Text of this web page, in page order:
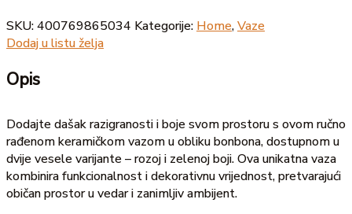
SKU:400769865034 Kategorije:Home,Vaze
Dodaj u listu želja
Opis
Dodajte dašak razigranosti i boje svom prostoru s ovom ručno
rađenom keramičkom vazom u obliku bonbona, dostupnom u
dvije vesele varijante – rozoj i zelenoj boji. Ova unikatna vaza
kombinira funkcionalnost i dekorativnu vrijednost, pretvarajući
običan prostor u vedar i zanimljiv ambijent.